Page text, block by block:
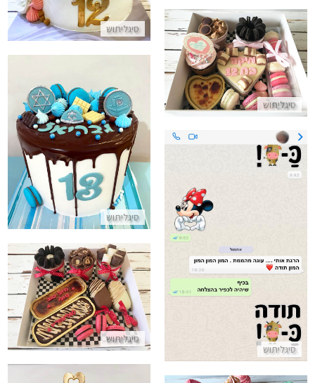
סיגליתוש
סיגליתוש
מארז מתוק לבת מצווה
התקשר/י
סיגליתוש
עוגת בר מצווה
התקשר/י
סיגליתוש
ביקורות מלקוחות לעוגה מהממת
התקשר/י
סיגליתוש
מארזי קינוחים ליום הולדת
התקשר/י